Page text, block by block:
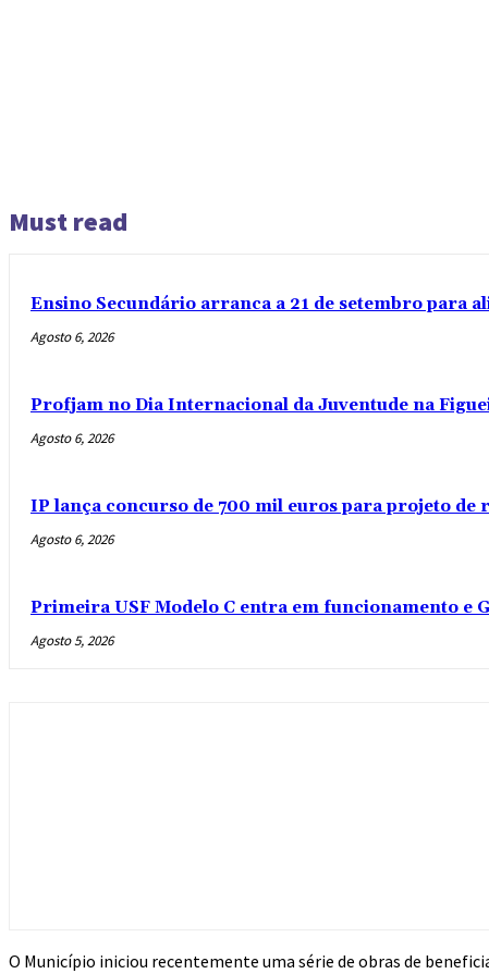
Must read
Ensino Secundário arranca a 21 de setembro para
Agosto 6, 2026
Profjam no Dia Internacional da Juventude na
Agosto 6, 2026
IP lança concurso de 700 mil euros para projeto de
Agosto 6, 2026
Primeira USF Modelo C entra em funcionamento e
Agosto 5, 2026
O Município iniciou recentemente uma série de obras de